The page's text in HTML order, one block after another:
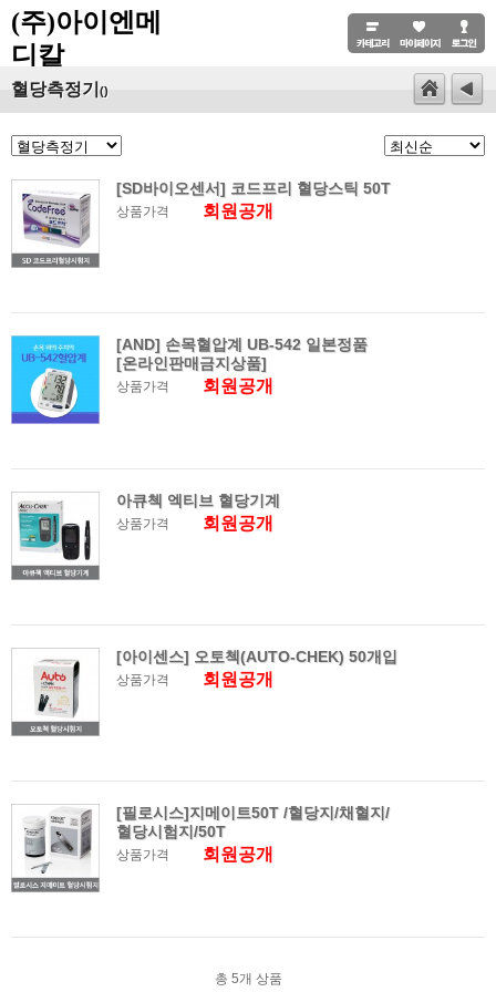
(주)아이엔메
디칼
혈당측정기 ()
[SD바이오센서] 코드프리 혈당스틱 50T
상품가격 회원공개
[AND] 손목혈압계 UB-542 일본정품
[온라인판매금지상품]
상품가격 회원공개
아큐첵 엑티브 혈당기계
상품가격 회원공개
[아이센스] 오토첵(AUTO-CHEK) 50개입
상품가격 회원공개
[필로시스]지메이트50T /혈당지/채혈지/
혈당시험지/50T
상품가격 회원공개
총 5개 상품